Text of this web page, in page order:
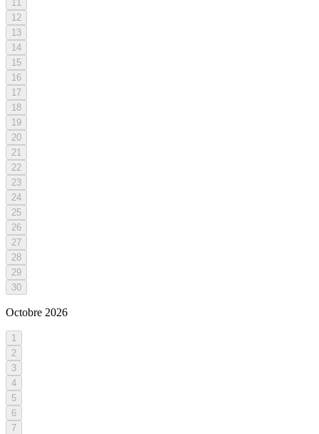
11
12
13
14
15
16
17
18
19
20
21
22
23
24
25
26
27
28
29
30
Octobre 2026
1
2
3
4
5
6
7